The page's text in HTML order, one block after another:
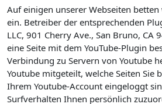
Auf einigen unserer Webseiten
ein. Betreiber der entsprechenden
LLC, 901 Cherry Ave., San Bruno, CA
eine Seite mit dem YouTube-Plugin
Verbindung zu Servern von Youtube
Youtube mitgeteilt, welche Seiten Sie
Ihrem Youtube-Account eingeloggt
Surfverhalten Ihnen persönlich